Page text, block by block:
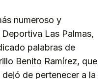
numeroso y
Las Palmas,
palabras de
Benito Ramírez, que
de pertenecer a la